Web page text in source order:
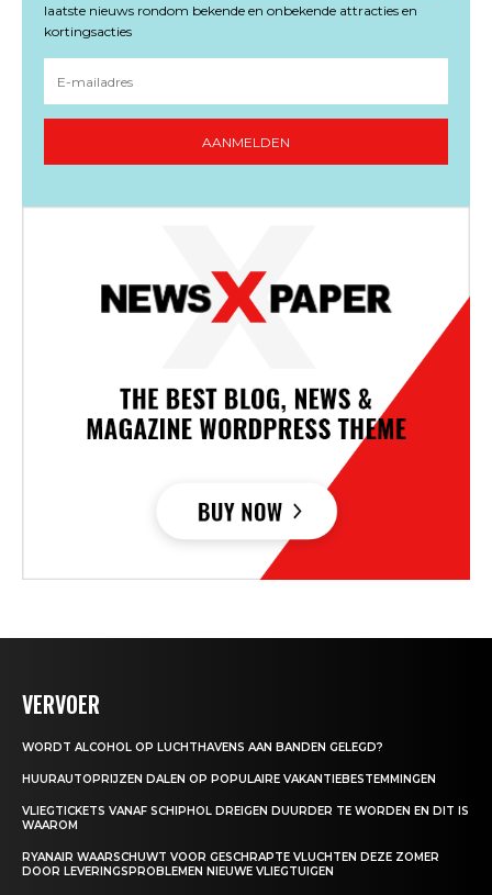
laatste nieuws rondom bekende en onbekende attracties en
kortingsacties
AANMELDEN
VERVOER
WORDT ALCOHOL OP LUCHTHAVENS AAN BANDEN GELEGD?
HUURAUTOPRIJZEN DALEN OP POPULAIRE VAKANTIEBESTEMMINGEN
VLIEGTICKETS VANAF SCHIPHOL DREIGEN DUURDER TE WORDEN EN DIT IS
WAAROM
RYANAIR WAARSCHUWT VOOR GESCHRAPTE VLUCHTEN DEZE ZOMER
DOOR LEVERINGSPROBLEMEN NIEUWE VLIEGTUIGEN